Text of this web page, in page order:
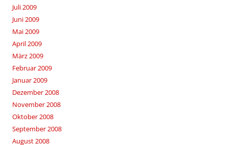
Juli 2009
Juni 2009
Mai 2009
April 2009
März 2009
Februar 2009
Januar 2009
Dezember 2008
November 2008
Oktober 2008
September 2008
August 2008